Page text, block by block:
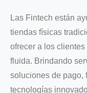
Las Fintech están
tiendas físicas
ofrecer a los
fluida. Brindando
soluciones de pago,
tecnologías